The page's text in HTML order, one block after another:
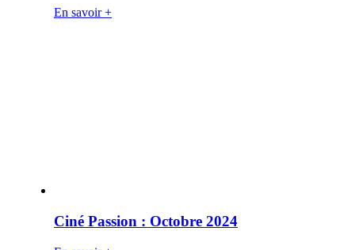
En savoir +
Ciné Passion : Octobre 2024